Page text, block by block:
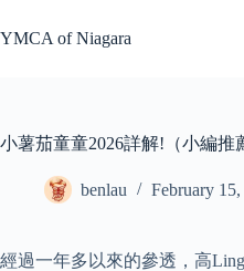
to
content
YMCA of Niagara
小薯茄童童2026詳解!（小編推
benlau February
經過一年多以來的參透，高